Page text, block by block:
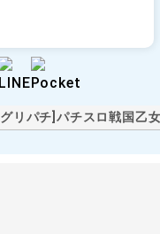
[グリパチ]パチスロ戦国乙